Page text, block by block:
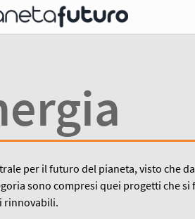
per il futuro del pianeta, visto che
sono compresi quei progetti che si
rinnovabili.